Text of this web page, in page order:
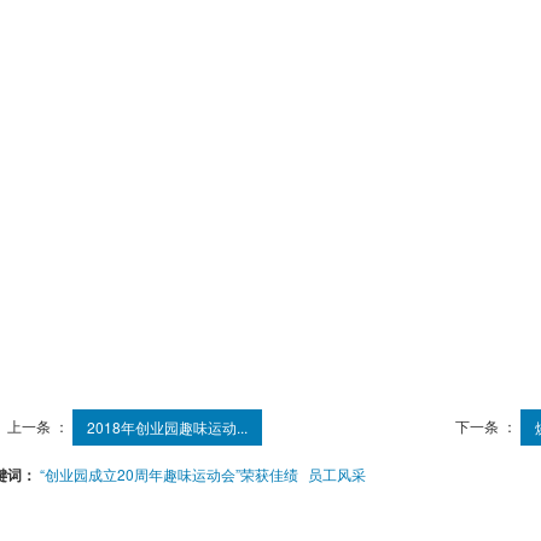
上一条 ： 2018年创业园趣味运动... 下一条 ：
词： “创业园成立20周年趣味运动会”荣获佳绩 员工风采